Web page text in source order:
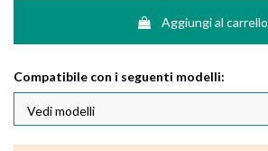
Aggiungi al carrello
Compatibile con i seguenti modelli: